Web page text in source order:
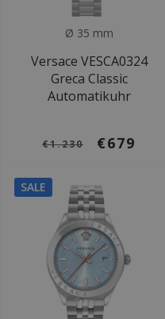
Ø 35 mm
Versace VESCA0324
Greca Classic
Automatikuhr
€1.230 €679
SALE